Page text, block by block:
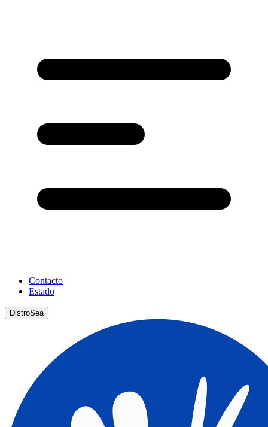
Contacto
Estado
DistroSea